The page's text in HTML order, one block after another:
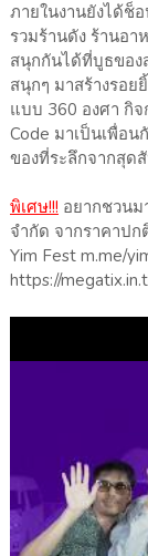
ภายในงานยังได้ช็
รวมร้านดัง ร้านอ
สนุกกันได้ที่บูธของ
สนุกๆ มาสร้างรอ
แบบ 360 องศา กิ
Code มาเป็นเพื่อ
ของที่ระลึกจากสุด
พิเศษ!!! อยากชวนม
จำกัด จากราคาป
Yim Fest m.me/
https://